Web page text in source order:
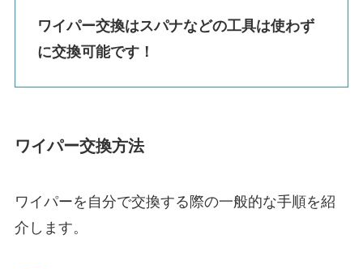
ワイパー交換はスパナなどの工具は使わず
に交換可能です！
ワイパー交換方法
ワイパーを自分で交換する際の一般的な手順を紹
介します。